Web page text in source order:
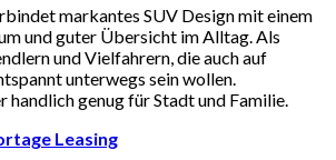
markantes SUV Design mit einem
und guter Übersicht im Alltag. Als
und Vielfahrern, die auch auf
unterwegs sein wollen.
genug für Stadt und Familie.
Leasing